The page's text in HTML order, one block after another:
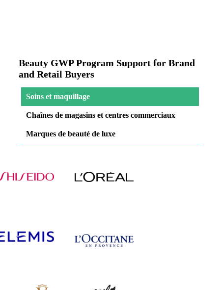
Beauty GWP Program Support for Brand
and Retail Buyers
Soins et maquillage
Chaînes de magasins et centres commerciaux
Marques de beauté de luxe